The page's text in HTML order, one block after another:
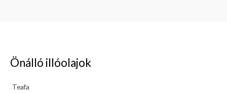
Önálló illóolajok
Teafa